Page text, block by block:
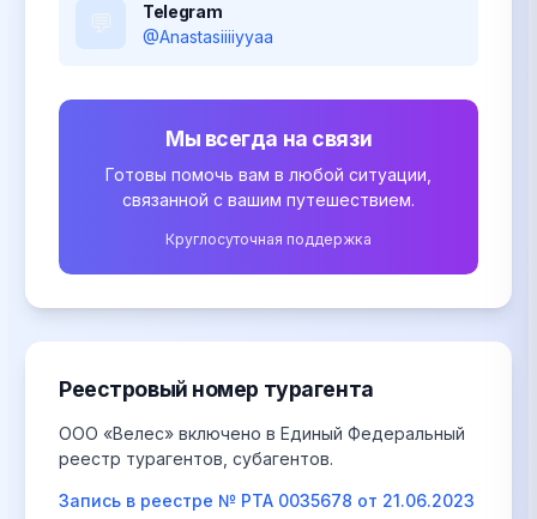
💬
Telegram
@Anastasiiiiyyaa
Мы всегда на связи
Готовы помочь вам в любой ситуации,
связанной с вашим путешествием.
Круглосуточная поддержка
Реестровый номер турагента
ООО «Велес» включено в Единый Федеральный
реестр турагентов, субагентов.
Запись в реестре № РТА 0035678 от 21.06.2023